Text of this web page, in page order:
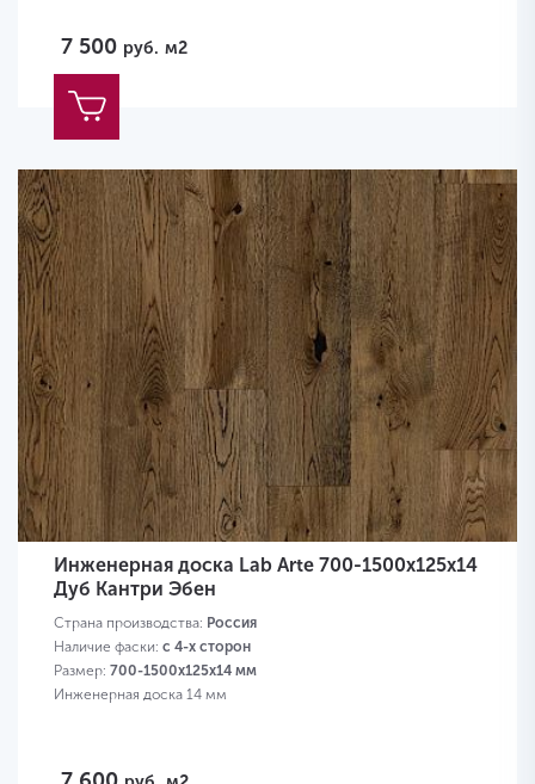
7 500 руб. м2
Инженерная доска Lab Arte 700-1500х125х14
Дуб Кантри Эбен
Страна производства: Россия
Наличие фаски: с 4-х сторон
Размер: 700-1500х125х14 мм
Инженерная доска 14 мм